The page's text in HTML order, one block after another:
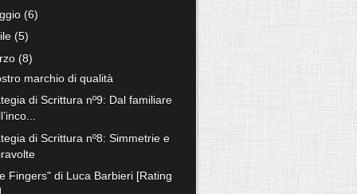
(6)
(5)
(8)
marchio di qualità
di Scrittura nº9: Dal familiare
di Scrittura nº8: Simmetrie e
Fingers" di Luca Barbieri [Rating